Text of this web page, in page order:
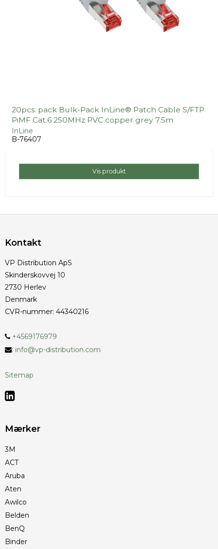
20pcs. pack Bulk-Pack InLine® Patch Cable S/FTP
PiMF Cat.6 250MHz PVC copper grey 7.5m
InLine
B-76407
Vis produkt
Kontakt
VP Distribution ApS
Skinderskovvej 10
2730 Herlev
Denmark
CVR-nummer: 44340216
+4569176979
: info@vp-distribution.com
Sitemap
Mærker
3M
ACT
Aruba
Aten
Awilco
Belden
BenQ
Binder